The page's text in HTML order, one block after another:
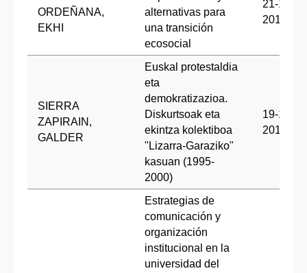
ORDEÑANA,
EKHI
alternativas para
una transición
ecosocial
21-12-
2018
SIERRA
ZAPIRAIN,
GALDER
Euskal protestaldia
eta
demokratizazioa.
Diskurtsoak eta
ekintza kolektiboa
"Lizarra-Garaziko"
kasuan (1995-
2000)
19-12-
2018
Estrategias de
comunicación y
organización
institucional en la
universidad del